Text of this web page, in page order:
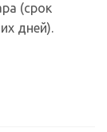
(срок
дней).